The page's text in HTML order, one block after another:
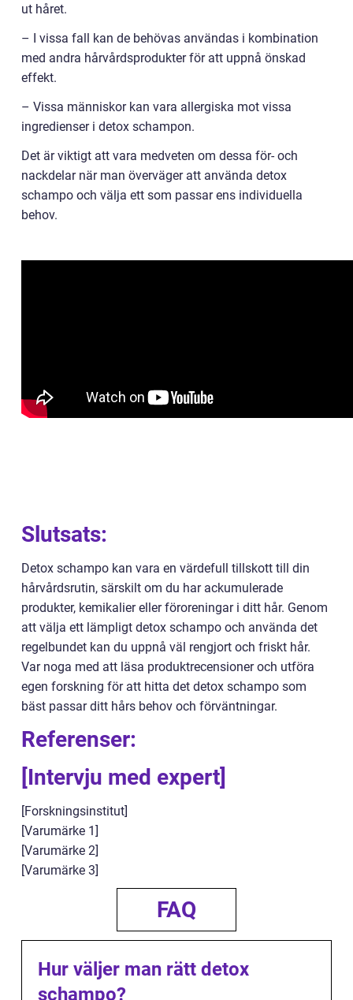
ut håret.
– I vissa fall kan de behövas användas i kombination
med andra hårvårdsprodukter för att uppnå önskad
effekt.
– Vissa människor kan vara allergiska mot vissa
ingredienser i detox schampon.
Det är viktigt att vara medveten om dessa för- och
nackdelar när man överväger att använda detox
schampo och välja ett som passar ens individuella
behov.
Slutsats:
Detox schampo kan vara en värdefull tillskott till din
hårvårdsrutin, särskilt om du har ackumulerade
produkter, kemikalier eller föroreningar i ditt hår. Genom
att välja ett lämpligt detox schampo och använda det
regelbundet kan du uppnå väl rengjort och friskt hår.
Var noga med att läsa produktrecensioner och utföra
egen forskning för att hitta det detox schampo som
bäst passar ditt hårs behov och förväntningar.
Referenser:
[Intervju med expert]
[Forskningsinstitut]
[Varumärke 1]
[Varumärke 2]
[Varumärke 3]
FAQ
Hur väljer man rätt detox
schampo?